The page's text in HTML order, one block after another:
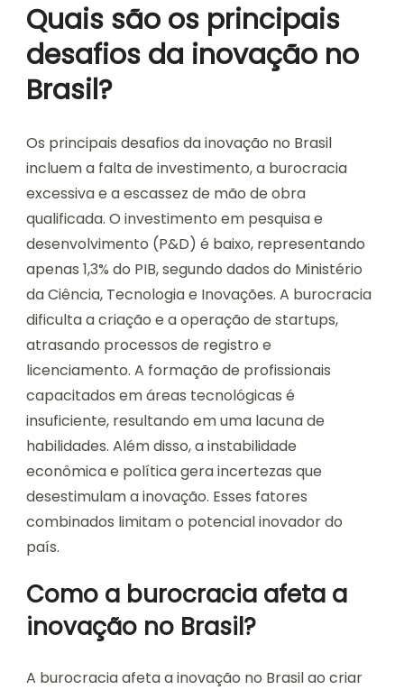
Quais são os principais
desafios da inovação no
Brasil?
Os principais desafios da inovação no Brasil
incluem a falta de investimento, a burocracia
excessiva e a escassez de mão de obra
qualificada. O investimento em pesquisa e
desenvolvimento (P&D) é baixo, representando
apenas 1,3% do PIB, segundo dados do Ministério
da Ciência, Tecnologia e Inovações. A burocracia
dificulta a criação e a operação de startups,
atrasando processos de registro e
licenciamento. A formação de profissionais
capacitados em áreas tecnológicas é
insuficiente, resultando em uma lacuna de
habilidades. Além disso, a instabilidade
econômica e política gera incertezas que
desestimulam a inovação. Esses fatores
combinados limitam o potencial inovador do
país.
Como a burocracia afeta a
inovação no Brasil?
A burocracia afeta a inovação no Brasil ao criar